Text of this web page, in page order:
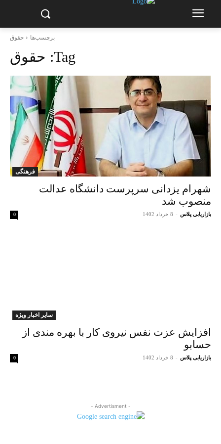
برچسب‌ها حقوق
Tag: حقوق
فرهنگی
شهرام یزدانی سرپرست دانشگاه عدالت
منصوب شد
بازاریابی پلاس - 8 خرداد 1402 0
سایر اخبار ویژه
افزایش عزت نفس نیروی کار با بهره مندی از
حسابو
بازاریابی پلاس - 8 خرداد 1402 0
- Advertisment -